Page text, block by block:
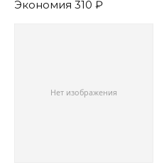
Экономия 310 ₽